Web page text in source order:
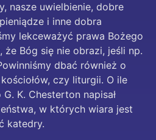
nasze uwielbienie, dobre
i inne dobra
lekceważyć prawa Bożego
że Bóg się nie obrazi, jeśli np.
dbać również o
czy liturgii. O ile
K. Chesterton napisał
w których wiara jest
katedry.